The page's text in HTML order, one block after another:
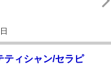
ティシャン/セラピ